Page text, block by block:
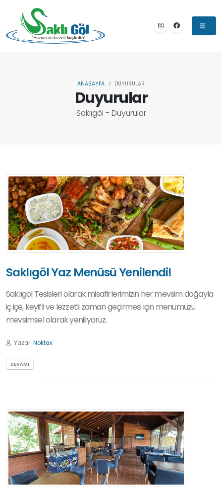
Duyurular
Saklıgöl - Duyurular
ANASAYFA DUYURULAR
Saklıgöl Yaz Menüsü Yenilendi!
Saklıgöl Tesisleri olarak misafirlerimizin her mevsim doğayla
iç içe, keyifli ve lezzetli zaman geçirmesi için menümüzü
mevsimsel olarak yeniliyoruz.
Yazar: Noktax
DEVAMI